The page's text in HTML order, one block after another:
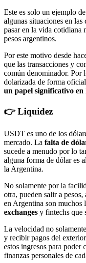
Este es solo un ejemplo
algunas situaciones en
pasar en la vida cotidiana
pesos argentinos.
Por este motivo desde
que las transacciones y
común denominador. Por
dolarizada de forma
un papel significativo en
👉 Liquidez
USDT es uno de los
mercado. La falta de
sucede a menudo por lo
alguna forma de dólar es
la Argentina.
No solamente por la
otra, pueden salir a
en Argentina son muchos
exchanges y fintechs que
La velocidad no
y recibir pagos del
estos ingresos para poder
finanzas personales de